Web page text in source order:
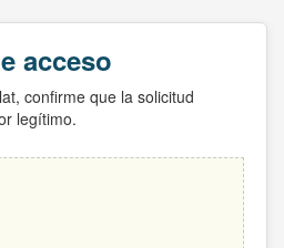
acceso
confirme que la solicitud
legítimo.